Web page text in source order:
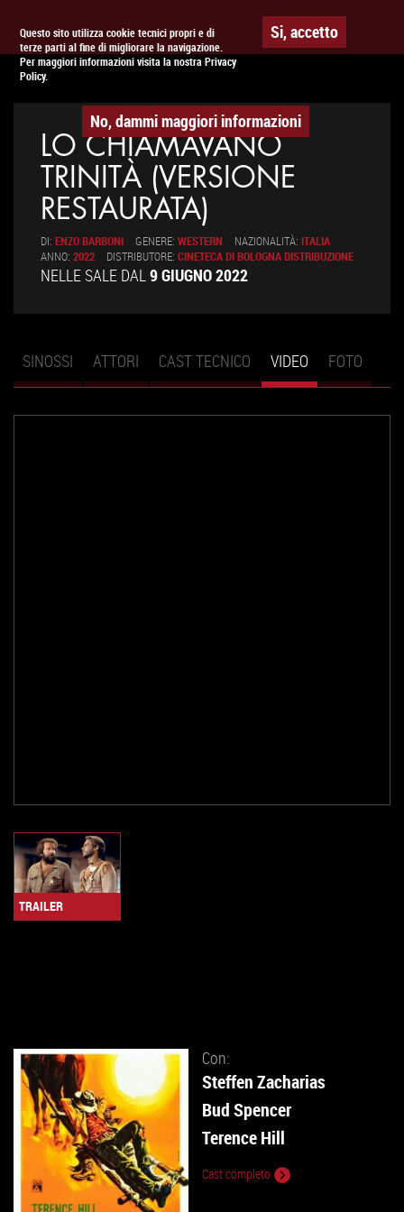
Questo sito utilizza cookie tecnici propri e di
terze parti al fine di migliorare la navigazione.
Per maggiori informazioni visita la nostra Privacy
Policy.
Si, accetto
No, dammi maggiori informazioni
APPUNTAMENTO AL CINEMA
LO CHIAMAVANO
TRINITÀ (VERSIONE
RESTAURATA)
DI: ENZO BARBONI GENERE: WESTERN NAZIONALITÀ: ITALIA
ANNO: 2022 DISTRIBUTORE: CINETECA DI BOLOGNA DISTRIBUZIONE
NELLE SALE DAL9 GIUGNO 2022
Schede primarie
SINOSSI ATTORI CAST TECNICO VIDEO (SCHEDA
ATTIVA)
FOTO
TRAILER
Con:
Steffen Zacharias
Bud Spencer
Terence Hill
Cast completo